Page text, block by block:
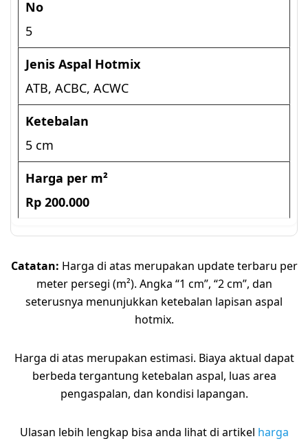
5
ATB, ACBC, ACWC
5 cm
Rp 200.000
Catatan: Harga di atas merupakan update terbaru per
meter persegi (m²). Angka “1 cm”, “2 cm”, dan
seterusnya menunjukkan ketebalan lapisan aspal
hotmix.
Harga di atas merupakan estimasi. Biaya aktual dapat
berbeda tergantung ketebalan aspal, luas area
pengaspalan, dan kondisi lapangan.
Ulasan lebih lengkap bisa anda lihat di artikel harga